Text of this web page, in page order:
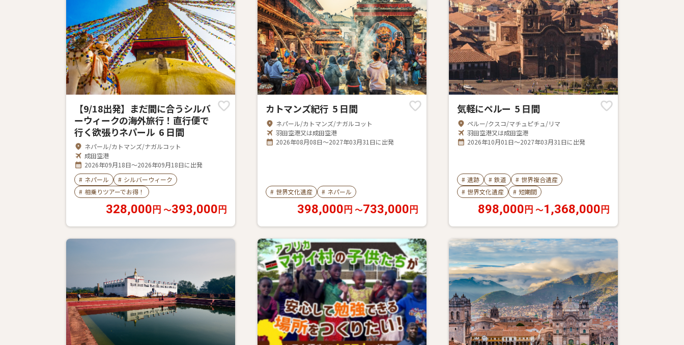
【9/18出発】まだ間に合うシルバ
ーウィークの海外旅行！直行便で
行く欲張りネパール 6 日間
ネパール/カトマンズ/ナガルコット
成田空港
2026年09月18日～2026年09月18日に出発
# ネパール # シルバーウィーク
# 相乗りツアーでお得！
328,000 円 〜393,000 円
カトマンズ紀行 5 日間
ネパール/カトマンズ/ナガルコット
羽田空港又は成田空港
2026年08月08日～2027年03月31日に出発
# 世界文化遺産 # ネパール
398,000 円 〜733,000 円
気軽にペルー 5 日間
ペルー/クスコ/マチュピチュ/リマ
羽田空港又は成田空港
2026年10月01日～2027年03月31日に出発
# 遺跡 # 鉄道 # 世界複合遺産
# 世界文化遺産 # 短期間
898,000 円 〜1,368,000 円